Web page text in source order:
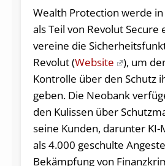
Wealth Protection werde
als Teil von Revolut
vereine die
Revolut (Website
), um
Kontrolle über den Schutz
geben. Die Neobank
den Kulissen über
seine Kunden, darunter
als 4.000 geschulte
Bekämpfung von